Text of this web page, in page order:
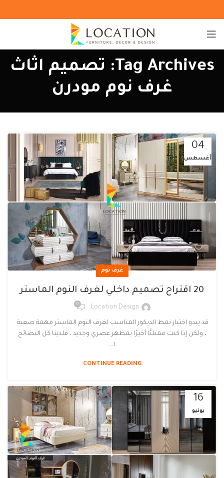
Tag Archives: تصميم اثاث
غرف نوم مودرن
04
أغسطس
غرف نوم
20 اقتراح تصميم داخلي لغرف النوم الماستر
Location Design
0
قد يبدو اختيار نمط الديكور المناسب لغرف النوم الماستر مهمة صعبة
، ولكن إذا كنت ممتلئًا أخيرًا بمظهر عصري وجديد ، فلدينا كل النصائح
ا...
CONTINUE READING
16
يونيو